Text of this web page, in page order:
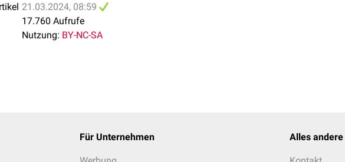
21.03.2024, 08:59
17.760 Aufrufe
Nutzung: BY-NC-SA
Für Unternehmen Alles andere